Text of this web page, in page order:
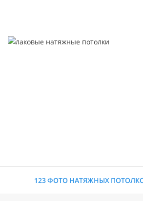
123 ФОТО НАТЯЖНЫХ